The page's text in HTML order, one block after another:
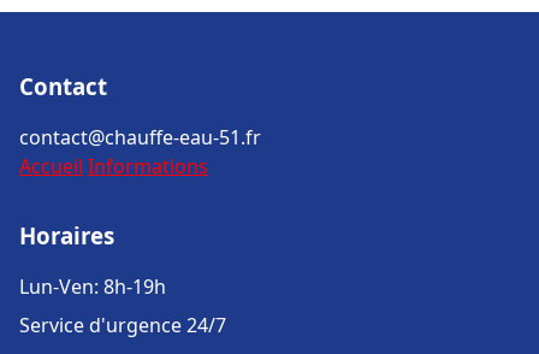
Contact
contact@chauffe-eau-51.fr
Accueil Informations
Horaires
Lun-Ven: 8h-19h
Service d'urgence 24/7